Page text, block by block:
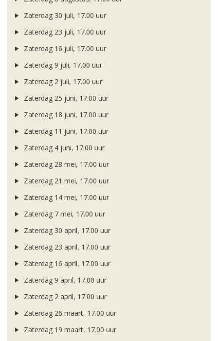
Zaterdag 30 juli, 17.00 uur
Zaterdag 23 juli, 17.00 uur
Zaterdag 16 juli, 17.00 uur
Zaterdag 9 juli, 17.00 uur
Zaterdag 2 juli, 17.00 uur
Zaterdag 25 juni, 17.00 uur
Zaterdag 18 juni, 17.00 uur
Zaterdag 11 juni, 17.00 uur
Zaterdag 4 juni, 17.00 uur
Zaterdag 28 mei, 17.00 uur
Zaterdag 21 mei, 17.00 uur
Zaterdag 14 mei, 17.00 uur
Zaterdag 7 mei, 17.00 uur
Zaterdag 30 april, 17.00 uur
Zaterdag 23 april, 17.00 uur
Zaterdag 16 april, 17.00 uur
Zaterdag 9 april, 17.00 uur
Zaterdag 2 april, 17.00 uur
Zaterdag 26 maart, 17.00 uur
Zaterdag 19 maart, 17.00 uur